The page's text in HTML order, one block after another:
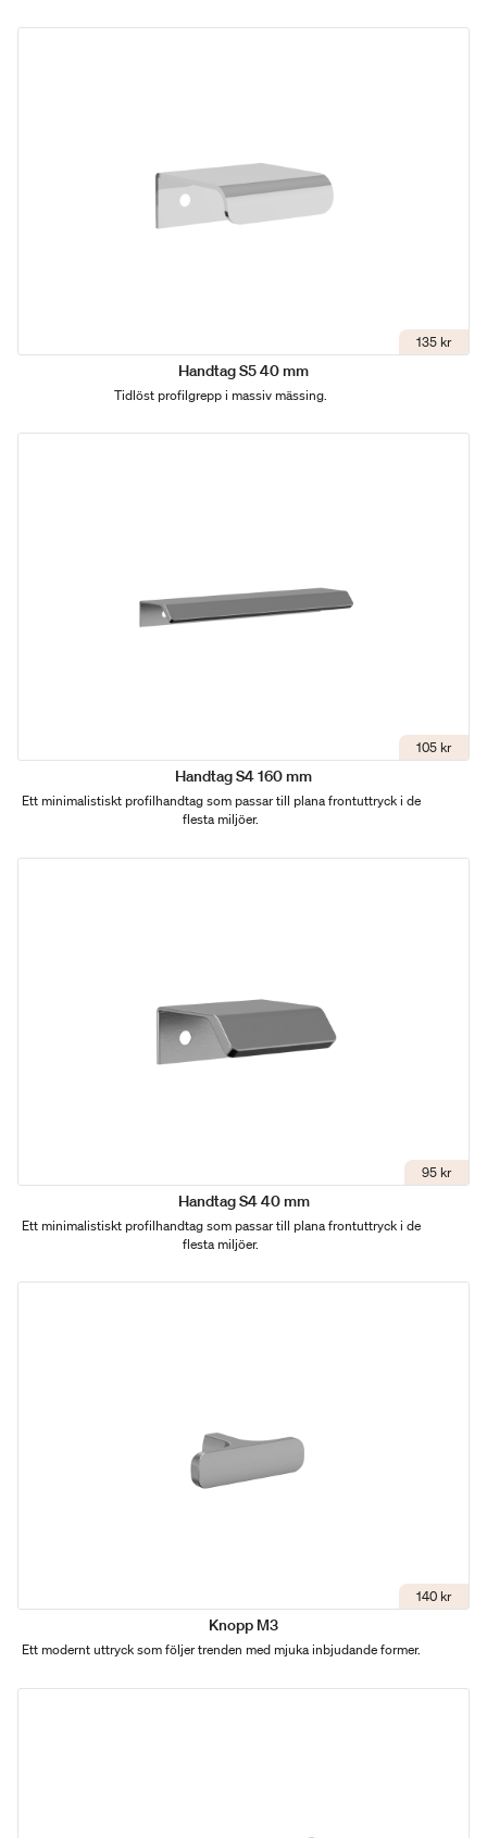
135 kr
Handtag S5 40 mm
Tidlöst profilgrepp i massiv mässing.
105 kr
Handtag S4 160 mm
Ett minimalistiskt profilhandtag som passar till plana frontuttryck i de
flesta miljöer.
95 kr
Handtag S4 40 mm
Ett minimalistiskt profilhandtag som passar till plana frontuttryck i de
flesta miljöer.
140 kr
Knopp M3
Ett modernt uttryck som följer trenden med mjuka inbjudande former.